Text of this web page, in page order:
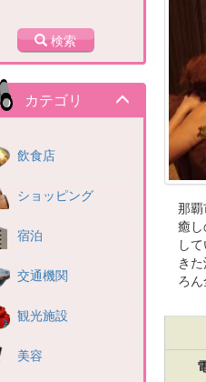
検索
カテゴリ
飲食店
ショッピング
宿泊
交通機関
観光施設
美容
那
癒し
し
き
ろ